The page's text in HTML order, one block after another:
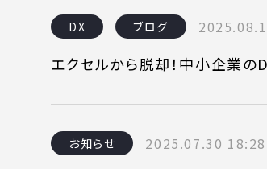
DX ブログ
エクセルから脱却！中小企業の
お知らせ 2025.07.30 18:28